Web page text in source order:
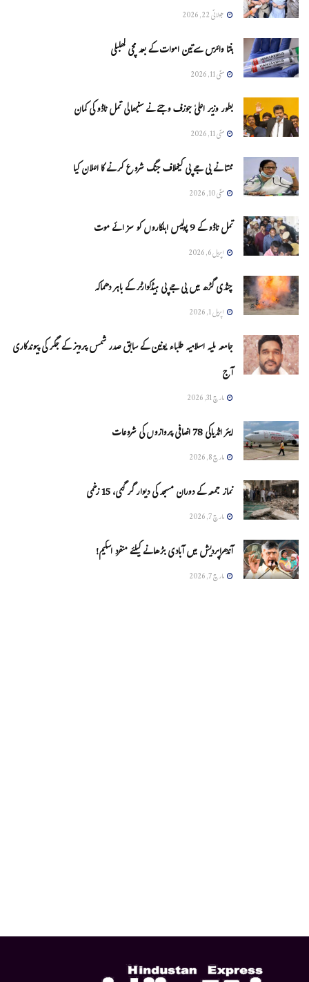
جولائی 22, 2026
ہنتا وائرس سےتین اموات کے بعد مچی کھلبلی
مئی 11, 2026
بطور وزیر اعلیٰ جوزف وجئے نے سنبھالی تمل ناڈو کی کمان
مئی 11, 2026
ممتا نے بی جے پی کیخلاف جنگ شروع کرنے کا اعلان کیا
مئی 10, 2026
تمل ناڈو کے 9 پولیس اہلکاروں کو سزائے موت
اپریل 6, 2026
چنڈی گڑھ میں بی جے پی ہیڈکوارٹر کے باہر دھماکہ
اپریل 1, 2026
جامعہ ملیہ اسلامیہ طلباء یونین کے سابق صدر شمس پرویز کے جگر کی پیوندکاری
آج
مارچ 31, 2026
ایئر انڈیاکی 78 اضافی پروازوں کی شروعات
مارچ 8, 2026
نماز جمعہ کے دوران مسجد کی دیوار گر گئی، 15 زخمی
مارچ 7, 2026
آندھراپردیش میں آبادی بڑھانے کیلئے منفرد اسکیم!
مارچ 7, 2026